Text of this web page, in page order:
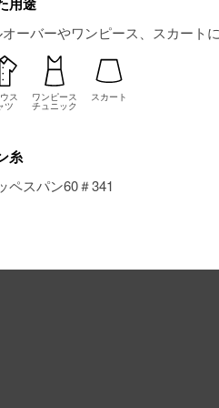
用途
オーバーやワンピース、スカートに
ス
ツ
ワンピース
チュニック
スカート
糸
ペスパン60＃341